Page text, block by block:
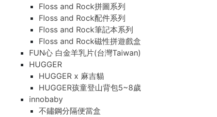
Floss and Rock拼圖系列
Floss and Rock配件系列
Floss and Rock筆記本系列
Floss and Rock磁性拼遊戲盒
FUN心 白金羊乳片(台灣Taiwan)
HUGGER
HUGGER x 麻吉貓
HUGGER孩童登山背包5~8歲
innobaby
不鏽鋼分隔便當盒